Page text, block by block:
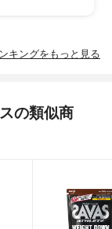
キングをもっと見る
の類似商